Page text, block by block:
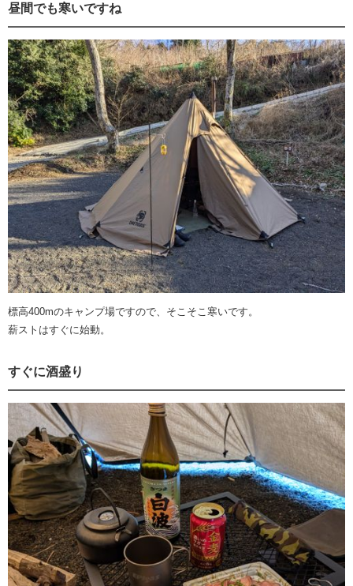
昼間でも寒いですね
標高400mのキャンプ場ですので、そこそこ寒いです。
薪ストはすぐに始動。
すぐに酒盛り